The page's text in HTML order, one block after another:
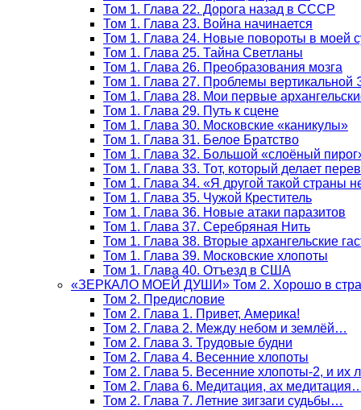
Том 1. Глава 22. Дорога назад в СССР
Том 1. Глава 23. Война начинается
Том 1. Глава 24. Новые повороты в моей
Том 1. Глава 25. Тайна Светланы
Том 1. Глава 26. Преобразования мозга
Том 1. Глава 27. Проблемы вертикальной
Том 1. Глава 28. Мои первые
Том 1. Глава 29. Путь к сцене
Том 1. Глава 30. Московские «каникулы»
Том 1. Глава 31. Белое Братство
Том 1. Глава 32. Большой «слоёный
Том 1. Глава 33. Тот, который делает
Том 1. Глава 34. «Я другой такой страны
Том 1. Глава 35. Чужой Креститель
Том 1. Глава 36. Новые атаки паразитов
Том 1. Глава 37. Серебряная Нить
Том 1. Глава 38. Вторые архангельские
Том 1. Глава 39. Московские хлопоты
Том 1. Глава 40. Отъезд в США
«ЗЕРКАЛО МОЕЙ ДУШИ» Том 2. Хорошо в
Том 2. Предисловие
Том 2. Глава 1. Привет, Америка!
Том 2. Глава 2. Между небом и землёй…
Том 2. Глава 3. Трудовые будни
Том 2. Глава 4. Весенние хлопоты
Том 2. Глава 5. Весенние хлопоты-2, и их
Том 2. Глава 6. Медитация, ах
Том 2. Глава 7. Летние зигзаги судьбы…